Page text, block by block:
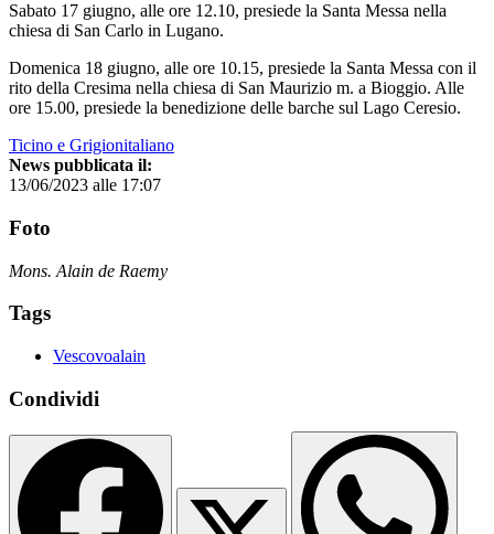
Sabato 17 giugno, alle ore 12.10, presiede la Santa Messa nella
chiesa di San Carlo in Lugano.
Domenica 18 giugno, alle ore 10.15, presiede la Santa Messa con il
rito della Cresima nella chiesa di San Maurizio m. a Bioggio. Alle
ore 15.00, presiede la benedizione delle barche sul Lago Ceresio.
Ticino e Grigionitaliano
News pubblicata il:
13/06/2023 alle 17:07
Foto
Mons. Alain de Raemy
Tags
Vescovoalain
Condividi